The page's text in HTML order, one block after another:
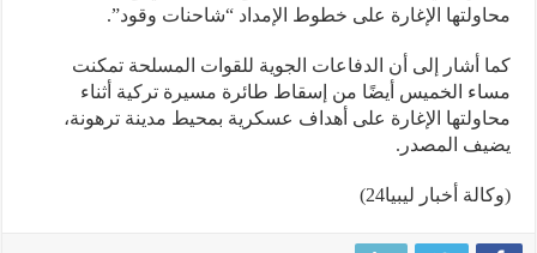
الإغارة على خطوط الإمداد “شاحنات وقود”.
أشار إلى أن الدفاعات الجوية للقوات المسلحة تمكنت
الخميس أيضًا من إسقاط طائرة مسيرة تركية أثناء
الإغارة على أهداف عسكرية بمحيط مدينة ترهونة،
المصدر.
أخبار ليبيا24)